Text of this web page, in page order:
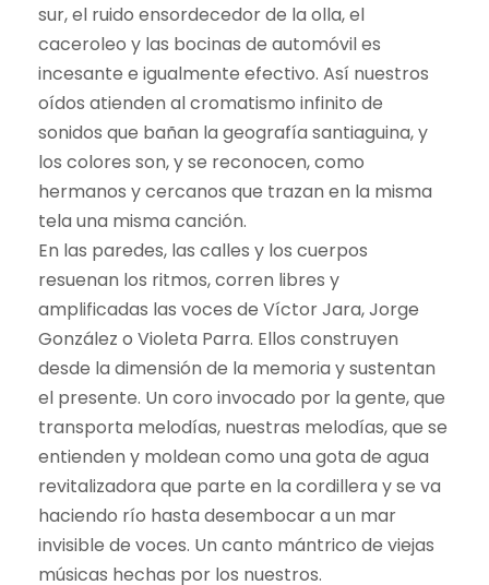
sur, el ruido ensordecedor de la olla, el
caceroleo y las bocinas de automóvil es
incesante e igualmente efectivo. Así nuestros
oídos atienden al cromatismo infinito de
sonidos que bañan la geografía santiaguina, y
los colores son, y se reconocen, como
hermanos y cercanos que trazan en la misma
tela una misma canción.
En las paredes, las calles y los cuerpos
resuenan los ritmos, corren libres y
amplificadas las voces de Víctor Jara, Jorge
González o Violeta Parra. Ellos construyen
desde la dimensión de la memoria y sustentan
el presente. Un coro invocado por la gente, que
transporta melodías, nuestras melodías, que se
entienden y moldean como una gota de agua
revitalizadora que parte en la cordillera y se va
haciendo río hasta desembocar a un mar
invisible de voces. Un canto mántrico de viejas
músicas hechas por los nuestros.